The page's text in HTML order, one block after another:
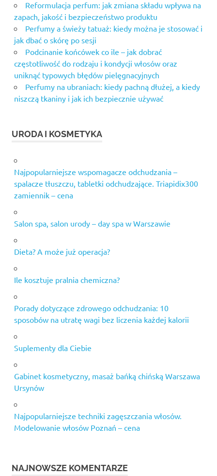
Reformulacja perfum: jak zmiana składu wpływa na
zapach, jakość i bezpieczeństwo produktu
Perfumy a świeży tatuaż: kiedy można je stosować i
jak dbać o skórę po sesji
Podcinanie końcówek co ile – jak dobrać
częstotliwość do rodzaju i kondycji włosów oraz
uniknąć typowych błędów pielęgnacyjnych
Perfumy na ubraniach: kiedy pachną dłużej, a kiedy
niszczą tkaniny i jak ich bezpiecznie używać
URODA I KOSMETYKA
Najpopularniejsze wspomagacze odchudzania –
spalacze tłuszczu, tabletki odchudzające. Triapidix300
zamiennik – cena
Salon spa, salon urody – day spa w Warszawie
Dieta? A może już operacja?
Ile kosztuje pralnia chemiczna?
Porady dotyczące zdrowego odchudzania: 10
sposobów na utratę wagi bez liczenia każdej kalorii
Suplementy dla Ciebie
Gabinet kosmetyczny, masaż bańką chińską Warszawa
Ursynów
Najpopularniejsze techniki zagęszczania włosów.
Modelowanie włosów Poznań – cena
NAJNOWSZE KOMENTARZE